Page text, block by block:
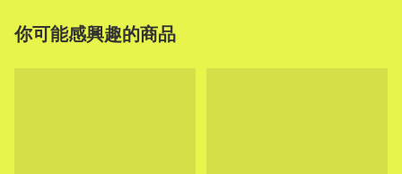
你可能感興趣的商品